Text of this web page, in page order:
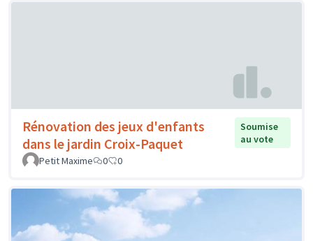
Rénovation des jeux d'enfants
dans le jardin Croix-Paquet
Soumise
au vote
Petit Maxime
0 0